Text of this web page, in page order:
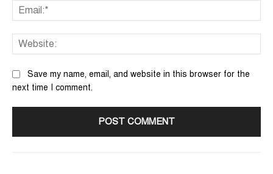
Save my name, email, and website in this browser for the
next time I comment.